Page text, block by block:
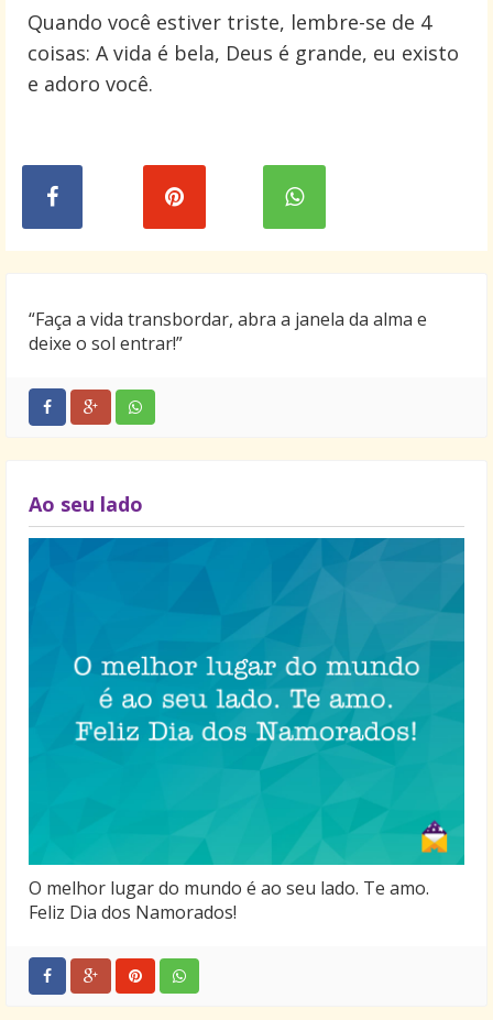
Quando você estiver triste, lembre-se de 4
coisas: A vida é bela, Deus é grande, eu existo
e adoro você.
“Faça a vida transbordar, abra a janela da alma e
deixe o sol entrar!”
Ao seu lado
O melhor lugar do mundo é ao seu lado. Te amo.
Feliz Dia dos Namorados!